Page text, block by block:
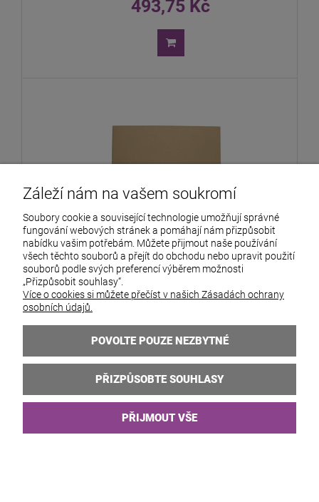
493,75 Kč
Zlatý svatební náhrdelník s perlami,
květy a zirkony FLOR gold
Dostupnost:velký počet
Odeslání do:48 hodin
431,25 Kč
Záleží nám na vašem soukromí
Soubory cookie a související technologie umožňují správné
fungování webových stránek a pomáhají nám přizpůsobit
nabídku vašim potřebám. Můžete přijmout naše používání
všech těchto souborů a přejít do obchodu nebo upravit použití
souborů podle svých preferencí výběrem možnosti
„Přizpůsobit souhlasy“.
Více o cookies si můžete přečíst v našich Zásadách ochrany
osobních údajů.
POVOLTE POUZE NEZBYTNÉ
PŘIZPŮSOBTE SOUHLASY
PŘIJMOUT VŠE